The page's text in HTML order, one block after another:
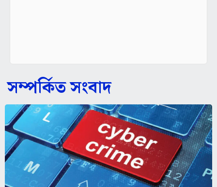
সম্পর্কিত সংবাদ